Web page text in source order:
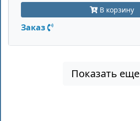
В корзину
Заказ
Показать еще